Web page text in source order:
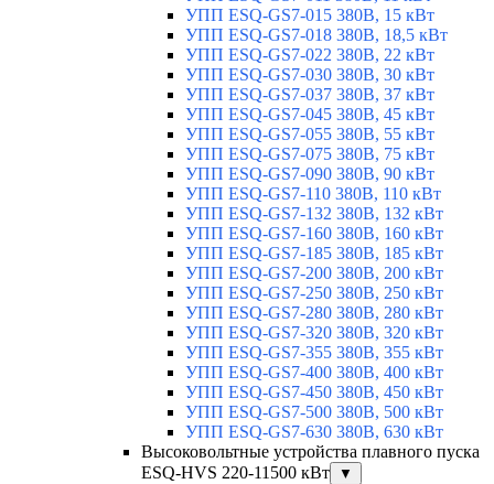
УПП ESQ-GS7-015 380В, 15 кВт
УПП ESQ-GS7-018 380В, 18,5 кВт
УПП ESQ-GS7-022 380В, 22 кВт
УПП ESQ-GS7-030 380В, 30 кВт
УПП ESQ-GS7-037 380В, 37 кВт
УПП ESQ-GS7-045 380В, 45 кВт
УПП ESQ-GS7-055 380В, 55 кВт
УПП ESQ-GS7-075 380В, 75 кВт
УПП ESQ-GS7-090 380В, 90 кВт
УПП ESQ-GS7-110 380В, 110 кВт
УПП ESQ-GS7-132 380В, 132 кВт
УПП ESQ-GS7-160 380В, 160 кВт
УПП ESQ-GS7-185 380В, 185 кВт
УПП ESQ-GS7-200 380В, 200 кВт
УПП ESQ-GS7-250 380В, 250 кВт
УПП ESQ-GS7-280 380В, 280 кВт
УПП ESQ-GS7-320 380В, 320 кВт
УПП ESQ-GS7-355 380В, 355 кВт
УПП ESQ-GS7-400 380В, 400 кВт
УПП ESQ-GS7-450 380В, 450 кВт
УПП ESQ-GS7-500 380В, 500 кВт
УПП ESQ-GS7-630 380В, 630 кВт
Высоковольтные устройства плавного пуска
ESQ-HVS 220-11500 кВт
▼